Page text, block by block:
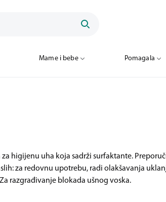
Mame i bebe Pomagala
za higijenu uha koja sadrži surfaktante.
za redovnu upotrebu, radi olakšavanja
razgrađivanje blokada ušnog voska.